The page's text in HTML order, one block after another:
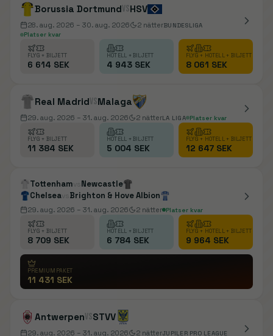
Borussia DortmundvsHSV
28. aug. 2026 – 30. aug. 2026 2 nätterBUNDESLIGA
Platser kvar
FLYG + BILJETT
6 614 SEK
HOTELL + BILJETT
4 943 SEK
FLYG + HOTELL + BILJETT
8 061 SEK
Real MadridvsMalaga
29. aug. 2026 – 31. aug. 2026 2 nätterLA LIGA Platser kvar
FLYG + BILJETT
11 384 SEK
HOTELL + BILJETT
5 004 SEK
FLYG + HOTELL + BILJETT
12 647 SEK
Tottenham vs Newcastle
Chelseavs Brighton & Hove Albion
29. aug. 2026 – 31. aug. 2026 2 nätter Platser kvar
FLYG + BILJETT
8 709 SEK
HOTELL + BILJETT
6 784 SEK
FLYG + HOTELL + BILJETT
9 964 SEK
PREMIUMPAKET
11 431 SEK
AntwerpenvsSTVV
29. aug. 2026 – 31. aug. 2026 2 nätterJUPILER PRO LEAGUE